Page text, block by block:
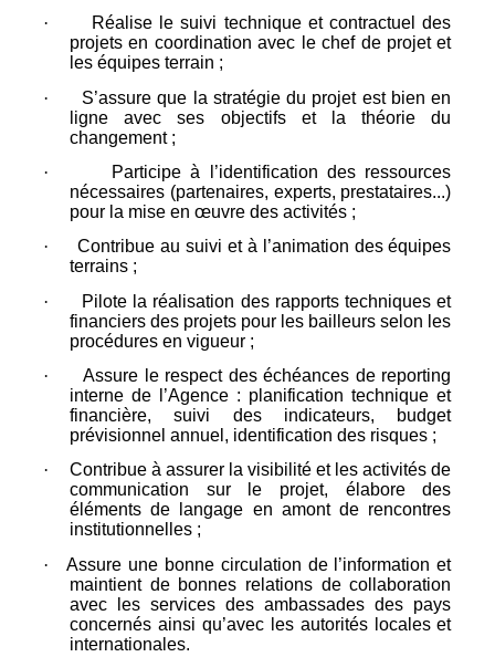
·
Réalise le suivi technique et contractuel des
projets en coordination avec le chef de projet et
les équipes terrain ;
·
S’assure que la stratégie du projet est bien en
ligne avec ses objectifs et la théorie du
changement ;
·
Participe à l’identification des ressources
nécessaires (partenaires, experts, prestataires...)
pour la mise en œuvre des activités ;
·
Contribue au suivi et à l’animation des équipes
terrains ;
·
Pilote la réalisation des rapports techniques et
financiers des projets pour les bailleurs selon les
procédures en vigueur ;
·
Assure le respect des échéances de reporting
interne de l’Agence : planification technique et
financière, suivi des indicateurs, budget
prévisionnel annuel, identification des risques ;
·
Contribue à assurer la visibilité et les activités de
communication sur le projet, élabore des
éléments de langage en amont de rencontres
institutionnelles ;
·
Assure une bonne circulation de l’information et
maintient de bonnes relations de collaboration
avec les services des ambassades des pays
concernés ainsi qu’avec les autorités locales et
internationales.